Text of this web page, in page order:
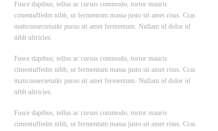
Fusce dapibus, tellus ac cursus commodo, tortor mauris
cimentuffedm nibh, ut fermentum massa justo sit amet risus. Cras
mattconsectetuikr purus sit amet fermentum. Nullam id dolor id
nibh ultricies.
Fusce dapibus, tellus ac cursus commodo, tortor mauris
cimentuffedm nibh, ut fermentum massa justo sit amet risus. Cras
mattconsectetuikr purus sit amet fermentum. Nullam id dolor id
nibh ultricies.
Fusce dapibus, tellus ac cursus commodo, tortor mauris
cimentuffedm nibh, ut fermentum massa justo sit amet risus. Cras